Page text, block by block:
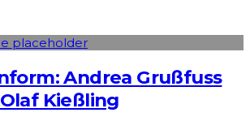
Andrea Grußfuss
Kießling